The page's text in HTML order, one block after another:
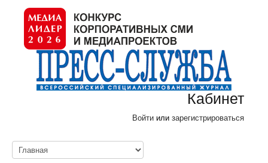
Кабинет
Войти или зарегистрироваться